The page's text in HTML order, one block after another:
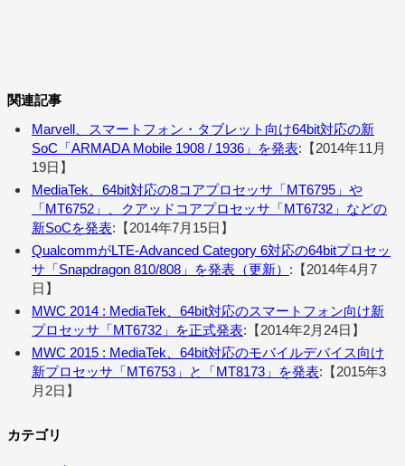
関連記事
Marvell、スマートフォン・タブレット向け64bit対応の新
SoC「ARMADA Mobile 1908 / 1936」を発表:【2014年11月
19日】
MediaTek、64bit対応の8コアプロセッサ「MT6795」や
「MT6752」、クアッドコアプロセッサ「MT6732」などの
新SoCを発表:【2014年7月15日】
QualcommがLTE-Advanced Category 6対応の64bitプロセッ
サ「Snapdragon 810/808」を発表（更新） :【2014年4月7
日】
MWC 2014 : MediaTek、64bit対応のスマートフォン向け新
プロセッサ「MT6732」を正式発表:【2014年2月24日】
MWC 2015 : MediaTek、64bit対応のモバイルデバイス向け
新プロセッサ「MT6753」と「MT8173」を発表:【2015年3
月2日】
カテゴリ